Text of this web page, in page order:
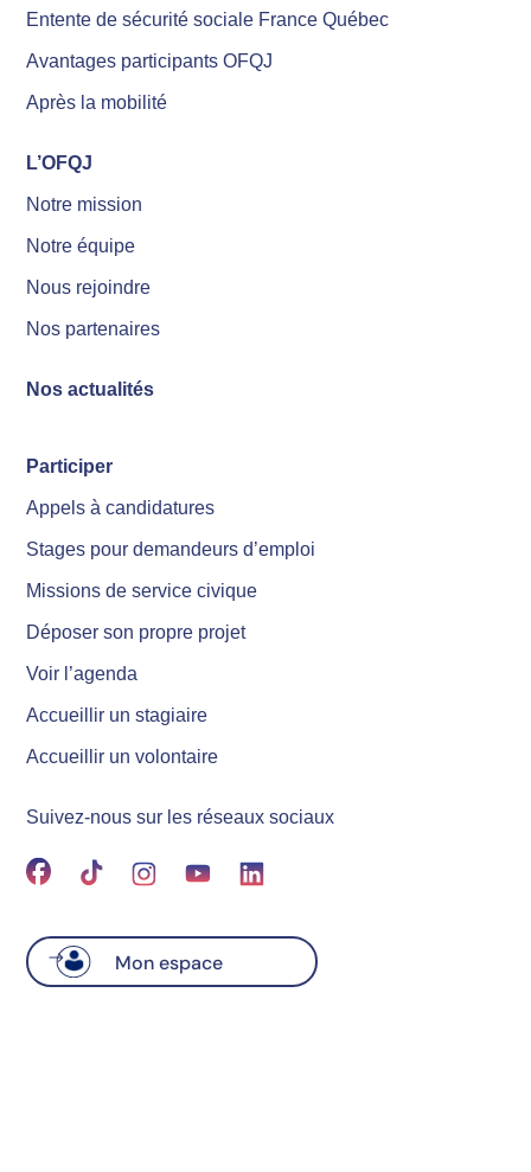
Entente de sécurité sociale France Québec
Avantages participants OFQJ
Après la mobilité
L’OFQJ
Notre mission
Notre équipe
Nous rejoindre
Nos partenaires
Nos actualités
Participer
Appels à candidatures
Stages pour demandeurs d’emploi
Missions de service civique
Déposer son propre projet
Voir l’agenda
Accueillir un stagiaire
Accueillir un volontaire
Suivez-nous sur les réseaux sociaux
Mon espace